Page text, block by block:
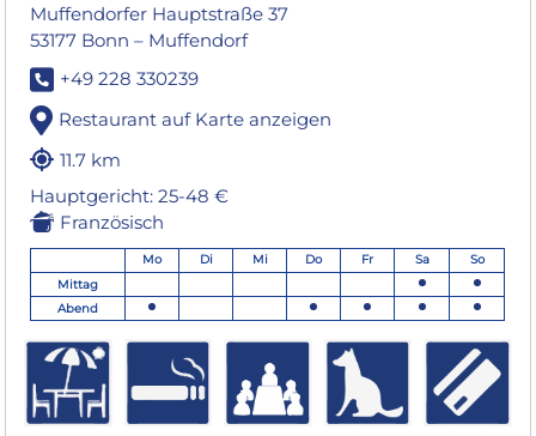
Muffendorfer Hauptstraße 37
53177 Bonn – Muffendorf
+49 228 330239
Restaurant auf Karte anzeigen
11.7 km
Hauptgericht: 25-48 €
Französisch
Mo Di Mi Do Fr Sa
So
Mittag
Abend